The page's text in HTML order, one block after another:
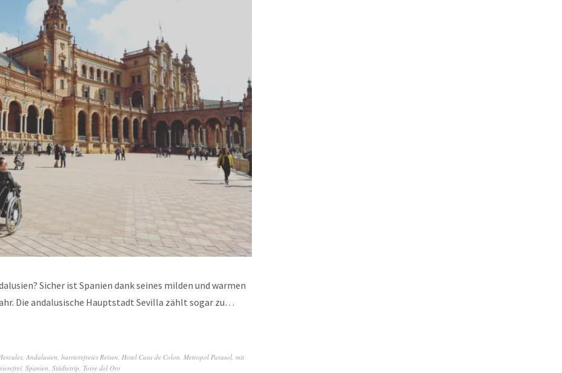
Sicher ist Spanien dank seines milden und warmen
Die andalusische Hauptstadt Sevilla zählt sogar zu…
, Andalusien, barrierefreies Reisen, Hotel Casa de Colon, Metropol Parasol, mit
, Spanien, Städtetrip, Torre del Oro